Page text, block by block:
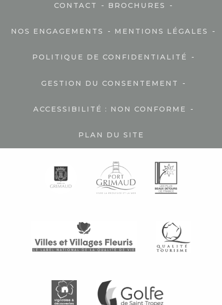
CONTACT - BROCHURES -
NOS ENGAGEMENTS - MENTIONS LÉGALES -
POLITIQUE DE CONFIDENTIALITÉ -
GESTION DU CONSENTEMENT -
ACCESSIBILITÉ : NON CONFORME -
PLAN DU SITE